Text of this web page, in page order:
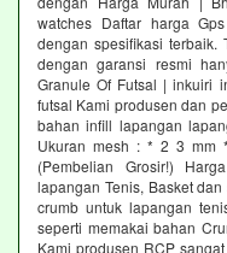
watches Daftar harga
dengan spesifikasi terbaik.
dengan garansi resmi
Granule Of Futsal | inkuiri
futsal Kami produsen dan
bahan infill lapangan
Ukuran mesh : * 2 3 mm
(Pembelian Grosir!)
lapangan Tenis, Basket
crumb untuk lapangan
seperti memakai bahan
Kami produsen RCP